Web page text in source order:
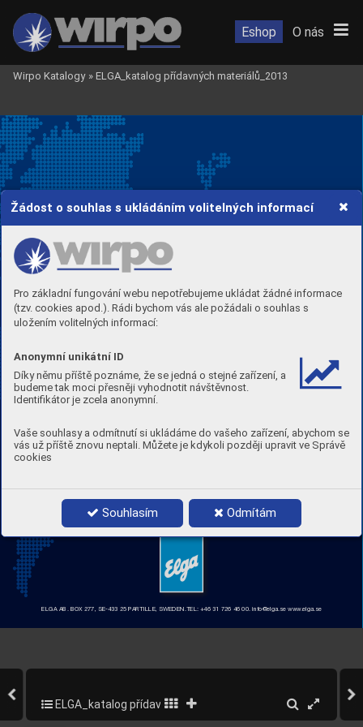
Žádost o souhlas s ukládáním volitelných informací
Pro základní fungování webu nepotřebujeme ukládat žádné informace
(tzv. cookies apod.). Rádi bychom vás ale požádali o souhlas s
uložením volitelných informací:
Anonymní unikátní ID
Díky němu příště poznáme, že se jedná o stejné zařízení, a
budeme tak moci přesněji vyhodnotit návštěvnost.
Identifikátor je zcela anonymní.
Vaše souhlasy a odmítnutí si ukládáme do vašeho zařízení, abychom se
vás už příště znovu neptali. Můžete je kdykoli později upravit ve Správě
cookies
Souhlasím Odmítám
ELGA WORLDWIDE
Elga ofﬁces and representatives are
strategically located across the globe –
providing you with pr
Visit
nearest r epresentative.
ELGA AB. BOX 277, SE-433 25 PARTILLE, SWEDEN.TEL: +46 31 726 46 00. info@elga.se www.elga.se
Eshop O nás
Wirpo Katalogy » ELGA_katalog přídavných materiálů_2013
ELGA_katalog přídavných materiálů_2013 292